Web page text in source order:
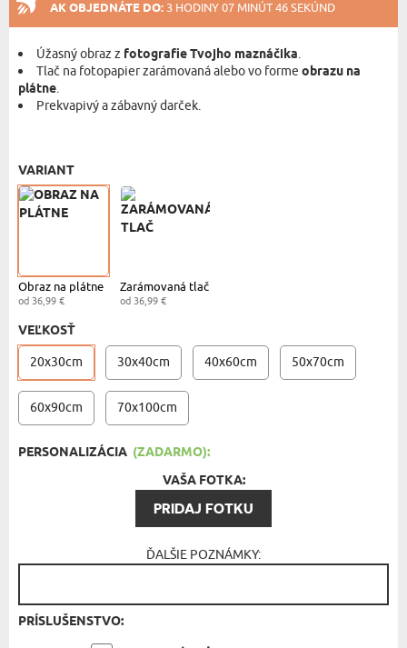
AK OBJEDNÁTE DO: 3 HODINY 07 MINÚT 45 SEKÚND
Úžasný obraz z fotografie Tvojho maznáčika.
Tlač na fotopapier zarámovaná alebo vo formeobrazu na
plátne.
Prekvapivý a zábavný darček.
VARIANT
Obraz na plátne
od 36,99 €
Zarámovaná tlač
od 36,99 €
VEĽKOSŤ
20x30cm 30x40cm 40x60cm 50x70cm
60x90cm 70x100cm
PERSONALIZÁCIA (ZADARMO):
VAŠA FOTKA:
PRIDAJ FOTKU
ĎALŠIE POZNÁMKY:
PRÍSLUŠENSTVO: